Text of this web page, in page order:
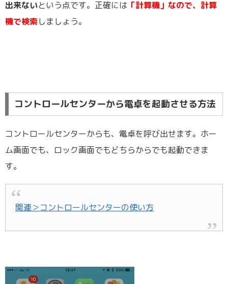
出来ないという点です。正確には 「計算機」なので、計算
機で検索しましょう。
コントロールセンターから電卓を起動させる方法
コントロールセンターからも、電卓を呼び出せます。ホー
ム画面でも、ロック画面でもどちらからでも起動できま
す。
関連＞コントロールセンターの使い方